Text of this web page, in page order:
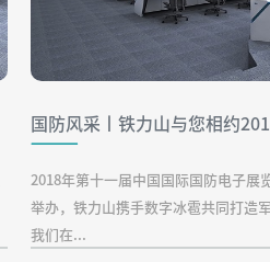
国防风采丨铁力山与您相约
2018年第十一届中国国际国防电子展
举办，铁力山携手数字冰雹共同打造
我们在...